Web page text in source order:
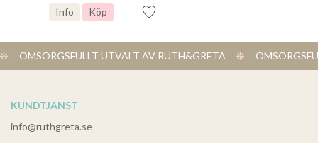
Info Köp
OMSORGSFULLT UTVALT AV RUTH&GRETA
KUNDTJÄNST
info@ruthgreta.se